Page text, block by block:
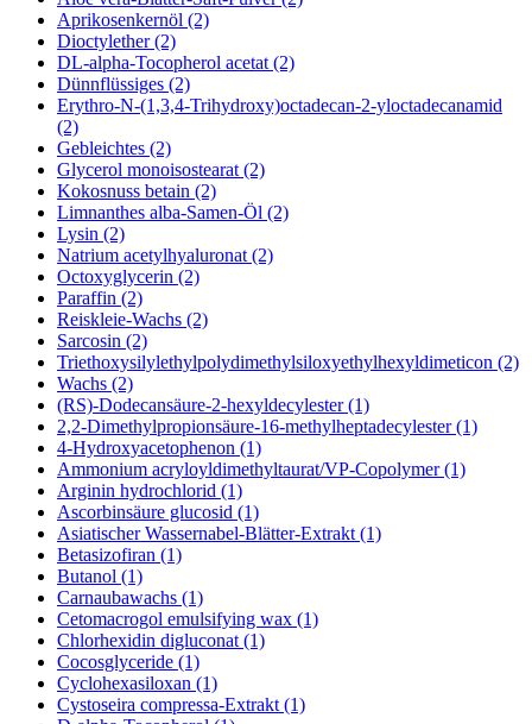
Aprikosenkernöl (2)
Dioctylether (2)
DL-alpha-Tocopherol acetat (2)
Dünnflüssiges (2)
Erythro-N-(1,3,4-Trihydroxy)octadecan-2-yloctadecanamid
(2)
Gebleichtes (2)
Glycerol monoisostearat (2)
Kokosnuss betain (2)
Limnanthes alba-Samen-Öl (2)
Lysin (2)
Natrium acetylhyaluronat (2)
Octoxyglycerin (2)
Paraffin (2)
Reiskleie-Wachs (2)
Sarcosin (2)
Triethoxysilylethylpolydimethylsiloxyethylhexyldimeticon (2)
Wachs (2)
(RS)-Dodecansäure-2-hexyldecylester (1)
2,2-Dimethylpropionsäure-16-methylheptadecylester (1)
4-Hydroxyacetophenon (1)
Ammonium acryloyldimethyltaurat/VP-Copolymer (1)
Arginin hydrochlorid (1)
Ascorbinsäure glucosid (1)
Asiatischer Wassernabel-Blätter-Extrakt (1)
Betasizofiran (1)
Butanol (1)
Carnaubawachs (1)
Cetomacrogol emulsifying wax (1)
Chlorhexidin digluconat (1)
Cocosglyceride (1)
Cyclohexasiloxan (1)
Cystoseira compressa-Extrakt (1)